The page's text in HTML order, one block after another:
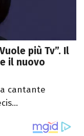
più Tv”. Il
il nuovo
cantante